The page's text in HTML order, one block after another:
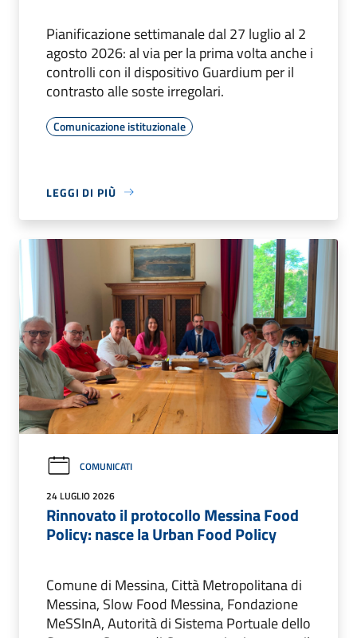
Pianificazione settimanale dal 27 luglio al 2
agosto 2026: al via per la prima volta anche i
controlli con il dispositivo Guardium per il
contrasto alle soste irregolari.
Comunicazione istituzionale
LEGGI DI PIÙ
COMUNICATI
24 LUGLIO 2026
Rinnovato il protocollo Messina Food
Policy: nasce la Urban Food Policy
Comune di Messina, Città Metropolitana di
Messina, Slow Food Messina, Fondazione
MeSSInA, Autorità di Sistema Portuale dello